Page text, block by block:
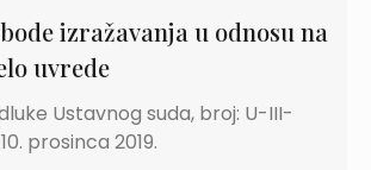
izražavanja u odnosu na
uvrede
Ustavnog suda, broj: U-III-
prosinca 2019.